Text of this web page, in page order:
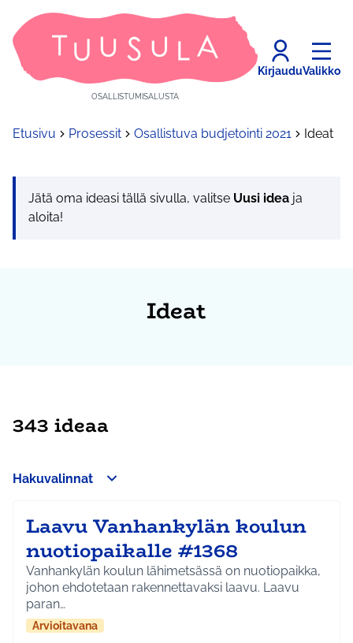
OSALLISTUMISALUSTA
KirjauduValikko
Etusivu Prosessit Osallistuva budjetointi 2021 Ideat
Jätä oma ideasi tällä sivulla, valitse Uusi idea ja
aloita!
Ideat
343 ideaa
Hakuvalinnat
Laavu Vanhankylän koulun
nuotiopaikalle #1368
Vanhankylän koulun lähimetsässä on nuotiopaikka,
johon ehdotetaan rakennettavaksi laavu. Laavu
paran…
Arvioitavana